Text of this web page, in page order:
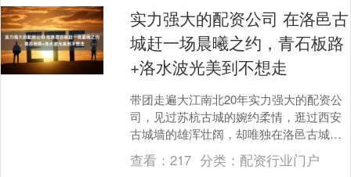
实力强大的配资公司 在洛邑古
城赶一场晨曦之约，青石板路
+洛水波光美到不想走
带团走遍大江南北20年实力强大的配资公
司，见过苏杭古城的婉约柔情，逛过西安
古城墙的雄浑壮阔，却唯独在洛邑古城的
晨曦里，被狠狠戳中了心巴！凌晨6点的洛
阳还没完全苏....
查看：217 分类： 配资行业门户